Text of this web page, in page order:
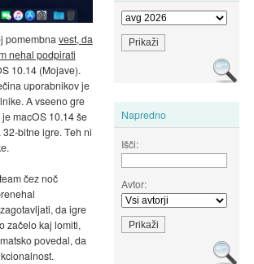
Napredno
Išči:
Avtor:
pomembna vest, da
nehal podpirati
10.14 (Mojave).
uporabnikov je
A vseeno gre
macOS 10.14 še
bitne igre. Teh ni
čez noč
da igre
začelo kaj lomiti,
povedal, da